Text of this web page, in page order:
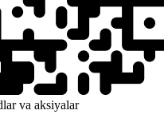
va aksiyalar